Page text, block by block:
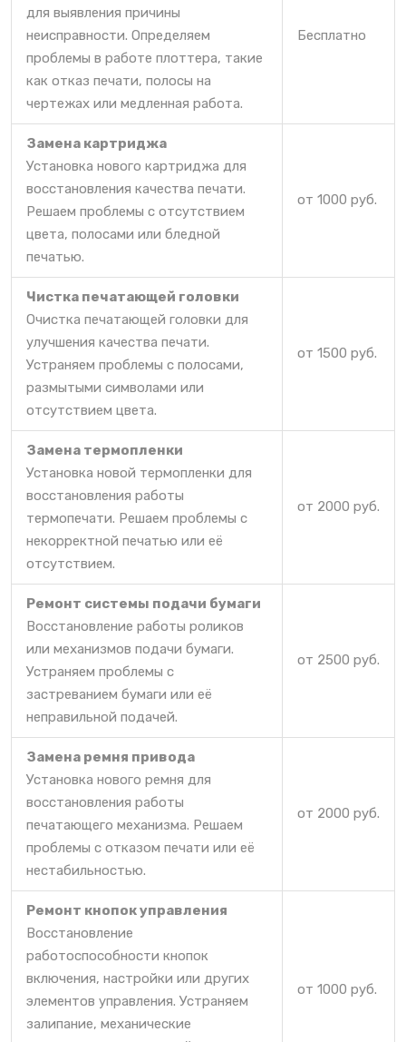
для выявления причины
неисправности. Определяем
проблемы в работе плоттера, такие
как отказ печати, полосы на
чертежах или медленная работа.
Бесплатно
Замена картриджа
Установка нового картриджа для
восстановления качества печати.
Решаем проблемы с отсутствием
цвета, полосами или бледной
печатью.
от 1000 руб.
Чистка печатающей головки
Очистка печатающей головки для
улучшения качества печати.
Устраняем проблемы с полосами,
размытыми символами или
отсутствием цвета.
от 1500 руб.
Замена термопленки
Установка новой термопленки для
восстановления работы
термопечати. Решаем проблемы с
некорректной печатью или её
отсутствием.
от 2000 руб.
Ремонт системы подачи бумаги
Восстановление работы роликов
или механизмов подачи бумаги.
Устраняем проблемы с
застреванием бумаги или её
неправильной подачей.
от 2500 руб.
Замена ремня привода
Установка нового ремня для
восстановления работы
печатающего механизма. Решаем
проблемы с отказом печати или её
нестабильностью.
от 2000 руб.
Ремонт кнопок управления
Восстановление
работоспособности кнопок
включения, настройки или других
элементов управления. Устраняем
залипание, механические
от 1000 руб.